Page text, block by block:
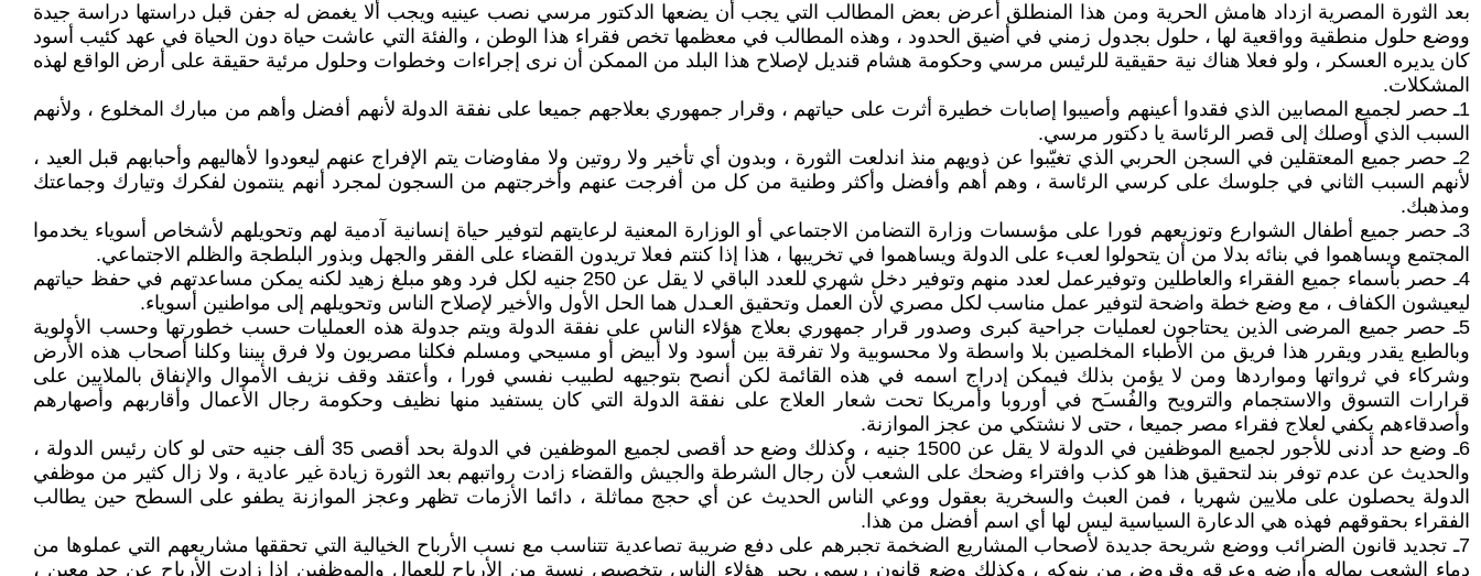
بعد الثورة المصرية ازداد هامش الحرية ومن هذا المنطلق أعرض بعض المطالب التي يجب أن يضعها الدكتور مرسي نصب عينيه ويجب ألا يغمض له جفن قبل دراستها دراسة جيدة
ووضع حلول منطقية وواقعية لها ، حلول بجدول زمني في أضيق الحدود ، وهذه المطالب في معظمها تخص فقراء هذا الوطن ، والفئة التي عاشت حياة دون الحياة في عهد كئيب أسود
كان يديره العسكر ، ولو فعلا هناك نية حقيقية للرئيس مرسي وحكومة هشام قنديل لإصلاح هذا البلد من الممكن أن نرى إجراءات وخطوات وحلول مرئية حقيقة على أرض الواقع لهذه
المشكلات.
1ـ حصر لجميع المصابين الذي فقدوا أعينهم وأصيبوا إصابات خطيرة أثرت على حياتهم ، وقرار جمهوري بعلاجهم جميعا على نفقة الدولة لأنهم أفضل وأهم من مبارك المخلوع ، ولأنهم
السبب الذي أوصلك إلى قصر الرئاسة يا دكتور مرسي.
2ـ حصر جميع المعتقلين في السجن الحربي الذي تغيّبوا عن ذويهم منذ اندلعت الثورة ، وبدون أي تأخير ولا روتين ولا مفاوضات يتم الإفراج عنهم ليعودوا لأهاليهم وأحبابهم قبل العيد ،
لأنهم السبب الثاني في جلوسك على كرسي الرئاسة ، وهم أهم وأفضل وأكثر وطنية من كل من أفرجت عنهم وأخرجتهم من السجون لمجرد أنهم ينتمون لفكرك وتيارك وجماعتك
ومذهبك.
3ـ حصر جميع أطفال الشوارع وتوزيعهم فورا على مؤسسات وزارة التضامن الاجتماعي أو الوزارة المعنية لرعايتهم لتوفير حياة إنسانية آدمية لهم وتحويلهم لأشخاص أسوياء يخدموا
المجتمع ويساهموا في بنائه بدلا من أن يتحولوا لعبء على الدولة ويساهموا في تخريبها ، هذا إذا كنتم فعلا تريدون القضاء على الفقر والجهل وبذور البلطجة والظلم الاجتماعي.
4ـ حصر بأسماء جميع الفقراء والعاطلين وتوفيرعمل لعدد منهم وتوفير دخل شهري للعدد الباقي لا يقل عن 250 جنيه لكل فرد وهو مبلغ زهيد لكنه يمكن مساعدتهم في حفظ حياتهم
ليعيشون الكفاف ، مع وضع خطة واضحة لتوفير عمل مناسب لكل مصري لأن العمل وتحقيق العـدل هما الحل الأول والأخير لإصلاح الناس وتحويلهم إلى مواطنين أسوياء.
5ـ حصر جميع المرضى الذين يحتاجون لعمليات جراحية كبرى وصدور قرار جمهوري بعلاج هؤلاء الناس على نفقة الدولة ويتم جدولة هذه العمليات حسب خطورتها وحسب الأولوية
وبالطبع يقدر ويقرر هذا فريق من الأطباء المخلصين بلا واسطة ولا محسوبية ولا تفرقة بين أسود ولا أبيض أو مسيحي ومسلم فكلنا مصريون ولا فرق بيننا وكلنا أصحاب هذه الأرض
وشركاء في ثرواتها ومواردها ومن لا يؤمن بذلك فيمكن إدراج اسمه في هذه القائمة لكن أنصح بتوجيهه لطبيب نفسي فورا ، وأعتقد وقف نزيف الأموال والإنفاق بالملايين على
قرارات التسوق والاستجمام والترويح والفُسـَح في أوروبا وأمريكا تحت شعار العلاج على نفقة الدولة التي كان يستفيد منها نظيف وحكومة رجال الأعمال وأقاربهم وأصهارهم
وأصدقاءهم يكفي لعلاج فقراء مصر جميعا ، حتى لا نشتكي من عجز الموازنة.
6ـ وضع حد أدنى للأجور لجميع الموظفين في الدولة لا يقل عن 1500 جنيه ، وكذلك وضع حد أقصى لجميع الموظفين في الدولة بحد أقصى 35 ألف جنيه حتى لو كان رئيس الدولة ،
والحديث عن عدم توفر بند لتحقيق هذا هو كذب وافتراء وضحك على الشعب لأن رجال الشرطة والجيش والقضاء زادت رواتبهم بعد الثورة زيادة غير عادية ، ولا زال كثير من موظفي
الدولة يحصلون على ملايين شهريا ، فمن العبث والسخرية بعقول ووعي الناس الحديث عن أي حجج مماثلة ، دائما الأزمات تظهر وعجز الموازنة يطفو على السطح حين يطالب
الفقراء بحقوقهم فهذه هي الدعارة السياسية ليس لها أي اسم أفضل من هذا.
7ـ تجديد قانون الضرائب ووضع شريحة جديدة لأصحاب المشاريع الضخمة تجبرهم على دفع ضريبة تصاعدية تتناسب مع نسب الأرباح الخيالية التي تحققها مشاريعهم التي عملوها من
دماء الشعب بماله وأرضه وعرقه وقروض من بنوكه ، وكذلك وضع قانون رسمي يجبر هؤلاء الناس بتخصيص نسبة من الأرباح للعمال والموظفين إذا زادت الأرباح عن حد معين ،